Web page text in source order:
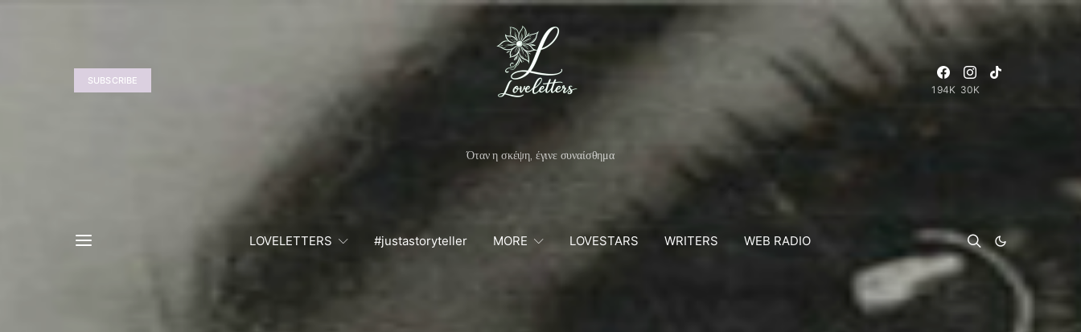
SUBSCRIBE
Όταν η σκέψη, έγινε συναίσθημα
194K 30K
LOVELETTERS #justastoryteller MORE LOVESTARS WRITERS WEB RADIO